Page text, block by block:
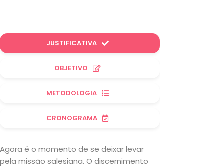
JUSTIFICATIVA
OBJETIVO
METODOLOGIA
CRONOGRAMA
Agora é o momento de se deixar levar
pela missão salesiana. O discernimento